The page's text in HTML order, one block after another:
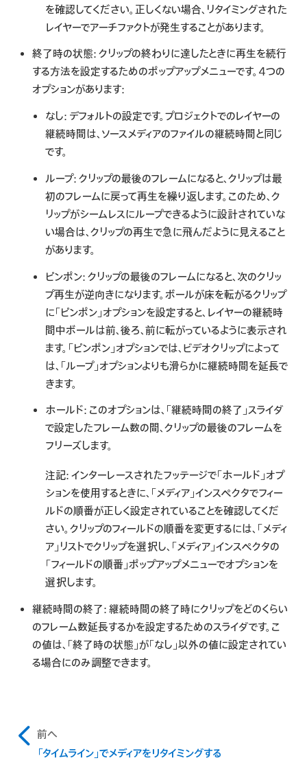
を確認してください。正しくない場合、リタイミングされた
レイヤーでアーチファクトが発生することがあります。
終了時の状態: クリップの終わりに達したときに再生を続行
する方法を設定するためのポップアップメニューです。4つの
オプションがあります:
なし: デフォルトの設定です。プロジェクトでのレイヤーの
継続時間は、ソースメディアのファイルの継続時間と同じ
です。
ループ: クリップの最後のフレームになると、クリップは最
初のフレームに戻って再生を繰り返します。このため、ク
リップがシームレスにループできるように設計されていな
い場合は、クリップの再生で急に飛んだように見えること
があります。
ピンポン: クリップの最後のフレームになると、次のクリッ
プ再生が逆向きになります。ボールが床を転がるクリップ
に「ピンポン」オプションを設定すると、レイヤーの継続時
間中ボールは前、後ろ、前に転がっているように表示され
ます。「ピンポン」オプションでは、ビデオクリップによって
は、「ループ」オプションよりも滑らかに継続時間を延長で
きます。
ホールド: このオプションは、「継続時間の終了」スライダ
で設定したフレーム数の間、クリップの最後のフレームを
フリーズします。
注記: インターレースされたフッテージで「ホールド」オプ
ションを使用するときに、「メディア」インスペクタでフィー
ルドの順番が正しく設定されていることを確認してくだ
さい。クリップのフィールドの順番を変更するには、「メディ
ア」リストでクリップを選択し、「メディア」インスペクタの
「フィールドの順番」ポップアップメニューでオプションを
選択します。
継続時間の終了: 継続時間の終了時にクリップをどのくらい
のフレーム数延長するかを設定するためのスライダです。こ
の値は、「終了時の状態」が「なし」以外の値に設定されてい
る場合にのみ調整できます。
前へ
「タイムライン」でメディアをリタイミングする